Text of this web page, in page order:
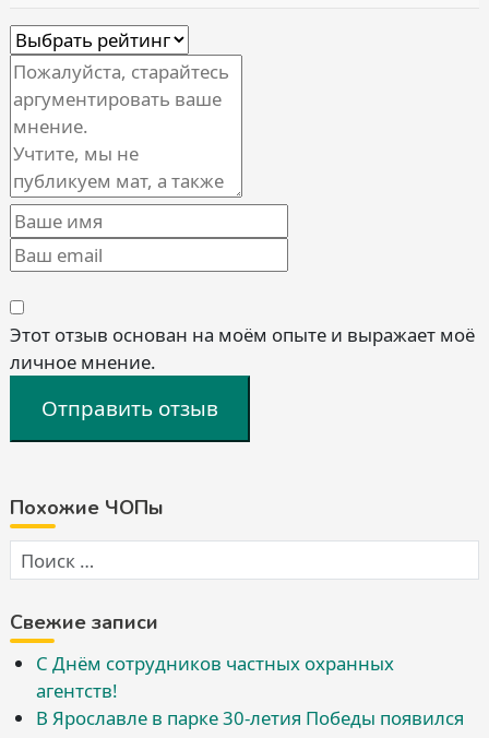
Этот отзыв основан на моём опыте и выражает моё
личное мнение.
Отправить отзыв
Похожие ЧОПы
Свежие записи
С Днём сотрудников частных охранных
агентств!
В Ярославле в парке 30-летия Победы появился